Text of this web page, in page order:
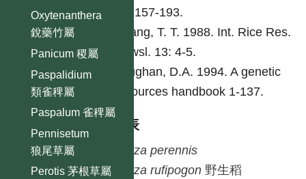
Oxytenanthera
銳藥竹屬
Panicum 稷屬
Paspalidium
類雀稗屬
Paspalum 雀稗屬
Pennisetum
狼尾草屬
Perotis 茅根草屬
32: 157-193.
Chang, T. T. 1988. Int. Rice Res.
Newsl. 13: 4-5.
Vaughan, D.A. 1994. A genetic
resources handbook 1-137.
種列表
Oryza perennis
Oryza rufipogon 野生稻